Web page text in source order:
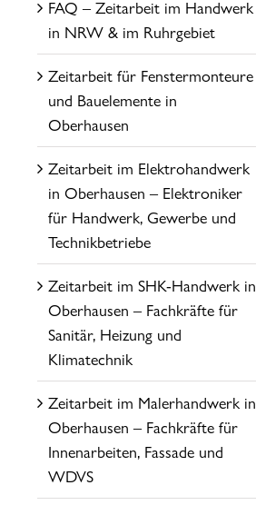
FAQ – Zeitarbeit im Handwerk
in NRW & im Ruhrgebiet
Zeitarbeit für Fenstermonteure
und Bauelemente in
Oberhausen
Zeitarbeit im Elektrohandwerk
in Oberhausen – Elektroniker
für Handwerk, Gewerbe und
Technikbetriebe
Zeitarbeit im SHK-Handwerk in
Oberhausen – Fachkräfte für
Sanitär, Heizung und
Klimatechnik
Zeitarbeit im Malerhandwerk in
Oberhausen – Fachkräfte für
Innenarbeiten, Fassade und
WDVS